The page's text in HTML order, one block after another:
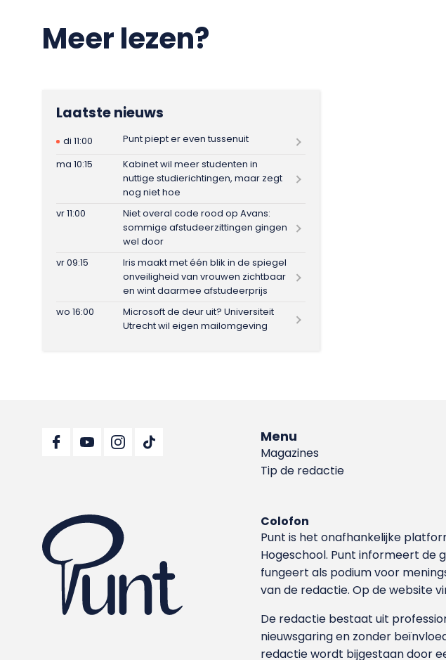
Meer lezen?
Laatste nieuws
di 11:00
Punt piept er even tussenuit
ma 10:15
Kabinet wil meer studenten in
nuttige studierichtingen, maar zegt
nog niet hoe
vr 11:00
Niet overal code rood op Avans:
sommige afstudeerzittingen gingen
wel door
vr 09:15
Iris maakt met één blik in de spiegel
onveiligheid van vrouwen zichtbaar
en wint daarmee afstudeerprijs
wo 16:00
Microsoft de deur uit? Universiteit
Utrecht wil eigen mailomgeving
Menu
Magazines
Tip de redactie
Colofon
Punt is het onafhankelijke
Hoge­school. Punt informeert de
fungeert als podium voor
van de redactie. Op de website
De redactie bestaat uit
nieuwsgaring en zonder
redactie wordt bijgestaan door